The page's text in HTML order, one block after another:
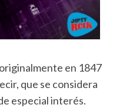
en 1847
que se considera
especial interés.